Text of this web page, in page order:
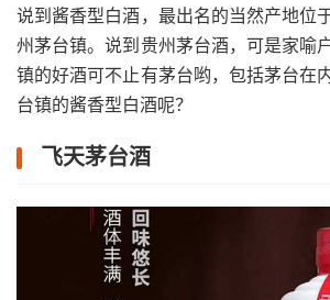
说到酱香型白酒，最出名的当然产地位
州茅台镇。说到贵州茅台酒，可是家喻
镇的好酒可不止有茅台哟，包括茅台在
台镇的酱香型白酒呢？
飞天茅台酒